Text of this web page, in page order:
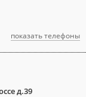
показать телефоны
д.39